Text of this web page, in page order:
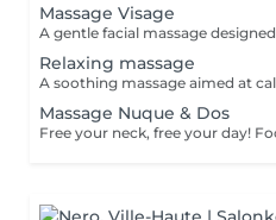
Massage Visage
Relaxing massage
Massage Nuque & Dos